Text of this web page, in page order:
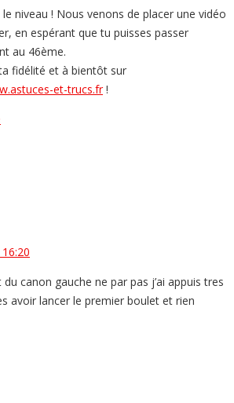
le niveau ! Nous venons de placer une vidéo
en espérant que tu puisses passer
au 46ème.
fidélité et à bientôt sur
et-trucs.fr!
canon gauche ne par pas j’ai appuis tres
avoir lancer le premier boulet et rien